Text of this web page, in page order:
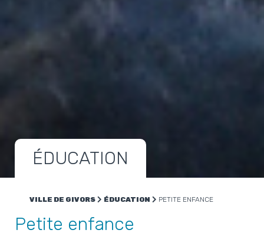
ÉDUCATION
VILLE DE GIVORS ÉDUCATION PETITE ENFANCE
Petite enfance